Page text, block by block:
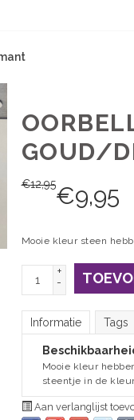
GOUD/
€12,95€9,95
Mooie kleur steen
+
-
Informatie Tags
Mooie kleur
steentje in de
Aan verlanglijst